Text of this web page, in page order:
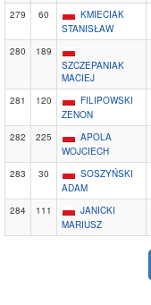
279 60
KMIECIAK
STANISŁAW
280
189
SZCZEPANIAK
MACIEJ
281 120
FILIPOWSKI
ZENON
282 225
APOLA
WOJCIECH
283 30
SOSZYŃSKI
ADAM
284 111
JANICKI
MARIUSZ